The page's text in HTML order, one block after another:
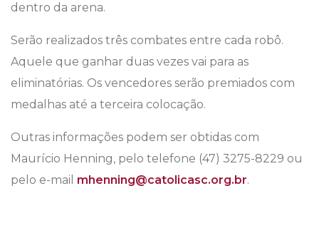
dentro da arena.
Serão realizados três combates entre cada robô.
Aquele que ganhar duas vezes vai para as
eliminatórias. Os vencedores serão premiados com
medalhas até a terceira colocação.
Outras informações podem ser obtidas com
Maurício Henning, pelo telefone (47) 3275-8229 ou
pelo e-mail mhenning@catolicasc.org.br.